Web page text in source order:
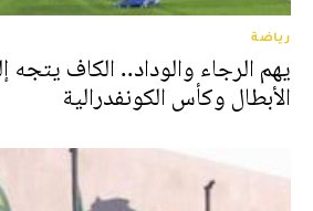
رياضة
يهم الرجاء والوداد.. الكاف يتجه
الأبطال وكأس الكونفدرالية